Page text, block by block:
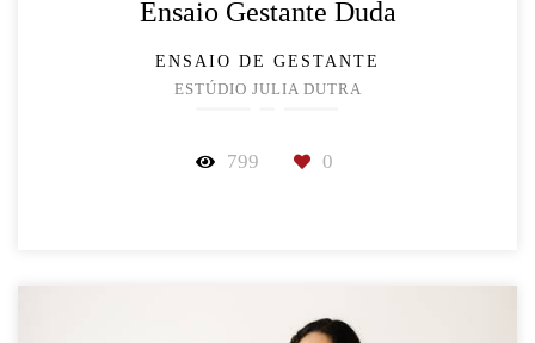
Ensaio Gestante Duda
ENSAIO DE GESTANTE
ESTÚDIO JULIA DUTRA
799 0